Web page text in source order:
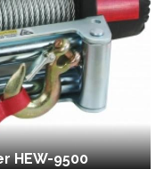
HEW-9500